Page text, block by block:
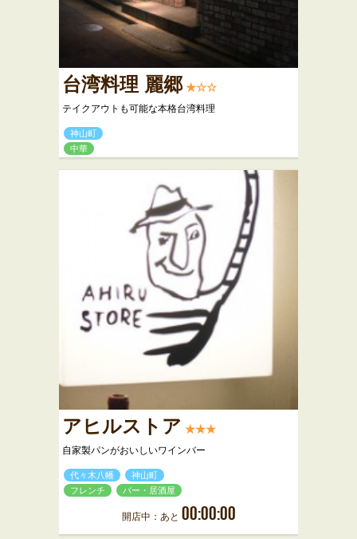
台湾料理 麗郷 ★☆☆
テイクアウトも可能な本格台湾料理
神山町
中華
アヒルストア ★★★
自家製パンがおいしいワインバー
代々木八幡
神山町
フレンチ
バー・居酒屋
開店中：あと 00:00:00